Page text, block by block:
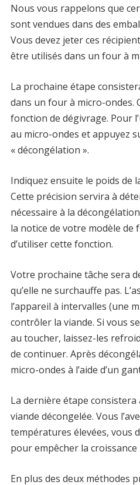
Nous vous rappelons que
sont vendues dans des
Vous devez jeter ces
être utilisés dans un four à
La prochaine étape
dans un four à micro-ondes.
fonction de dégivrage. Pour
au micro-ondes et appuyez
« décongélation ».
Indiquez ensuite le poids de
Cette précision servira à
nécessaire à la
la notice de votre modèle de
d’utiliser cette fonction.
Votre prochaine tâche sera
qu’elle ne surchauffe pas.
l’appareil à intervalles (une
contrôler la viande. Si vous
au toucher, laissez-les
de continuer. Après
micro-ondes à l’aide d’un
La dernière étape
viande décongelée. Vous
températures élevées, vous
pour empêcher la
En plus des deux méthodes